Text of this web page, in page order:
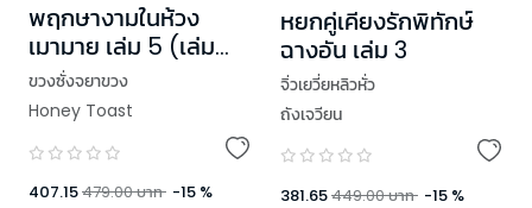
พฤกษางามในห้วง
เมามาย เล่ม 5 (เล่ม
จบ)
ขวงซั่งจยาขวง
Honey Toast
407.15479.00บาท -15 %
หยกคู่เคียงรักพิทักษ์
ฉางอัน เล่ม 3
จิ่วเยวี่ยหลิวหั่ว
ถังเจวียน
381.65449.00บาท -15 %